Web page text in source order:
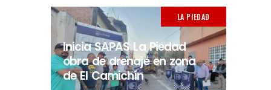
LA PIEDAD
Inicia SAPAS La Piedad
obra de drenaje en zona
de El Camichín